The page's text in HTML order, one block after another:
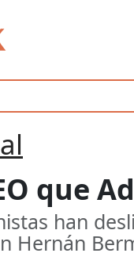
que
han
Hernán